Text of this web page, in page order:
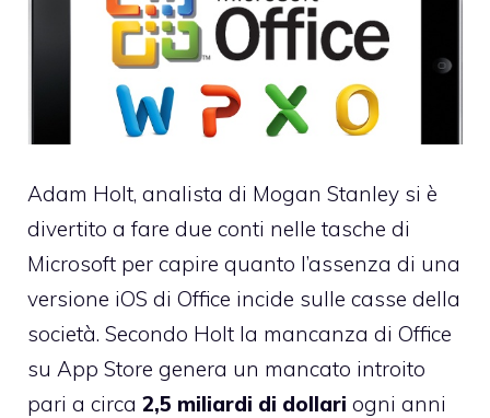
Adam Holt, analista di Mogan Stanley si è
divertito a fare due conti nelle tasche di
Microsoft per capire quanto l’assenza di una
versione iOS di Office incide sulle casse della
società. Secondo Holt la mancanza di Office
su App Store genera un mancato introito
pari a circa 2,5 miliardi di dollari ogni anni